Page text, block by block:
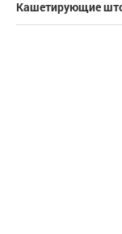
Кашетирующие